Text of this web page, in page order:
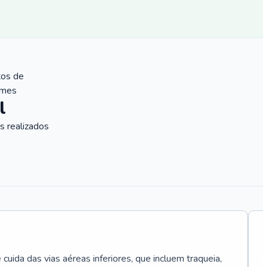
de
realizados
das vias aéreas inferiores, que incluem traqueia,